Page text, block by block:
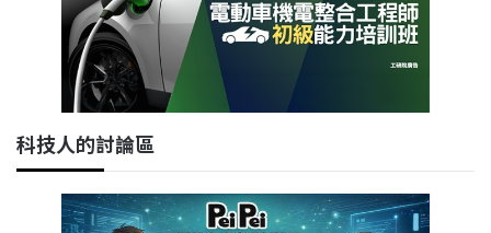
科技人的討論區